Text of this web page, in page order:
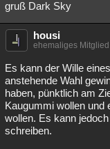
gruß Dark Sky
housi
ehemaliges Mitglied
Es kann der Wille
anstehende Wahl
haben, pünktlich am
Kaugummi wollen und
wollen. Es kann
schreiben.